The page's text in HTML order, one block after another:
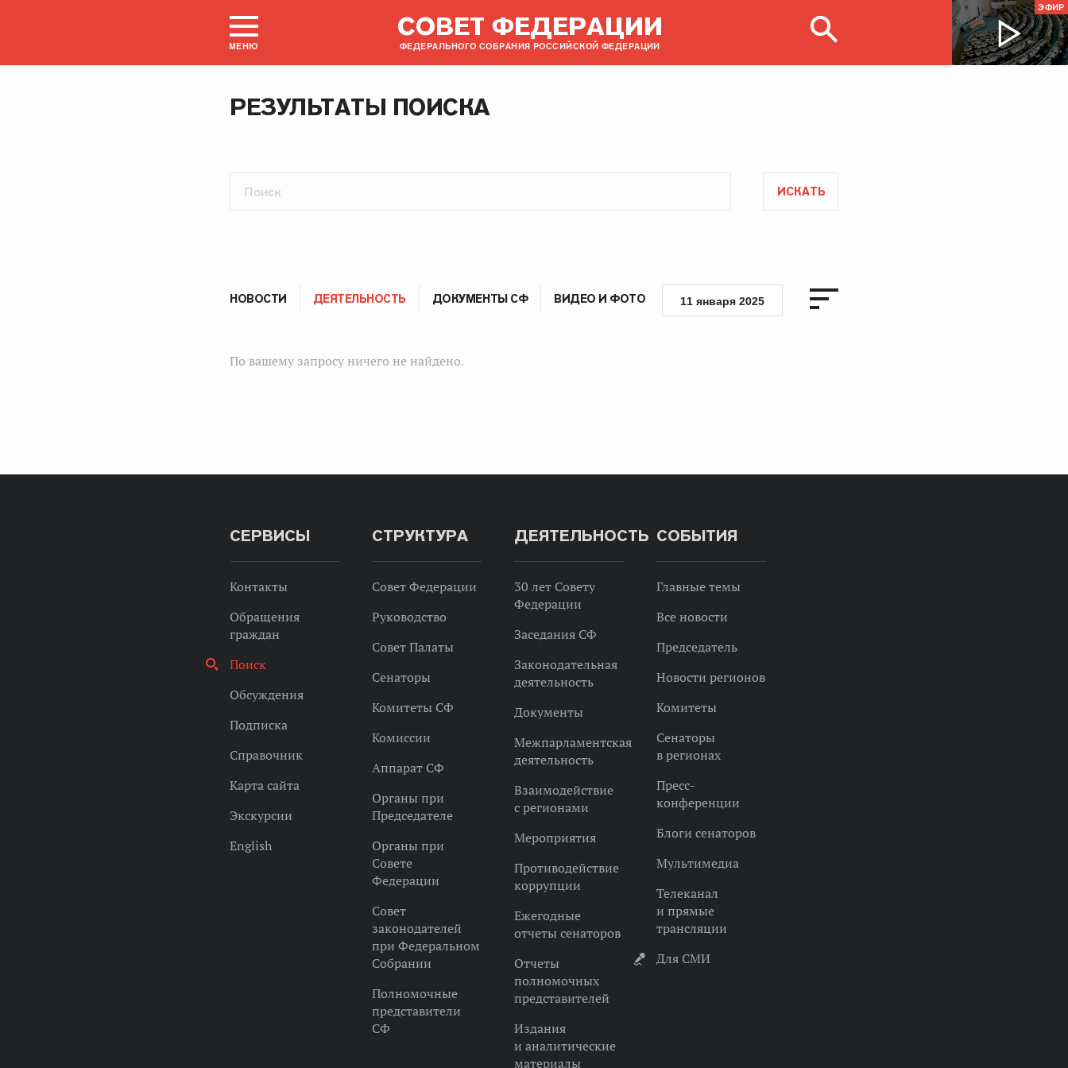
МЕНЮ
СОВЕТ ФЕДЕРАЦИИ
ФЕДЕРАЛЬНОГО СОБРАНИЯ РОССИЙСКОЙ ФЕДЕРАЦИИ
ЭФИР
РЕЗУЛЬТАТЫ ПОИСКА
ИСКАТЬ
НОВОСТИ ДЕЯТЕЛЬНОСТЬ ДОКУМЕНТЫ СФ ВИДЕО И ФОТО 11 января 2025
По вашему запросу ничего не найдено.
СЕРВИСЫ
Контакты
Обращения
граждан
Поиск
Обсуждения
Подписка
Справочник
Карта сайта
Экскурсии
English
СТРУКТУРА
Совет Федерации
Руководство
Совет Палаты
Сенаторы
Комитеты СФ
Комиссии
Аппарат СФ
Органы при
Председателе
Органы при
Совете
Федерации
Совет
законодателей
при Федеральном
Собрании
Полномочные
представители
СФ
ДЕЯТЕЛЬНОСТЬ
30 лет Совету
Федерации
Заседания СФ
Законодательная
деятельность
Документы
Межпарламентская
деятельность
Взаимодействие
с регионами
Мероприятия
Противодействие
коррупции
Ежегодные
отчеты сенаторов
Отчеты
полномочных
представителей
Издания
и аналитические
материалы
СОБЫТИЯ
Главные темы
Все новости
Председатель
Новости регионов
Комитеты
Сенаторы
в регионах
Пресс-
конференции
Блоги сенаторов
Мультимедиа
Телеканал
и прямые
трансляции
Для СМИ